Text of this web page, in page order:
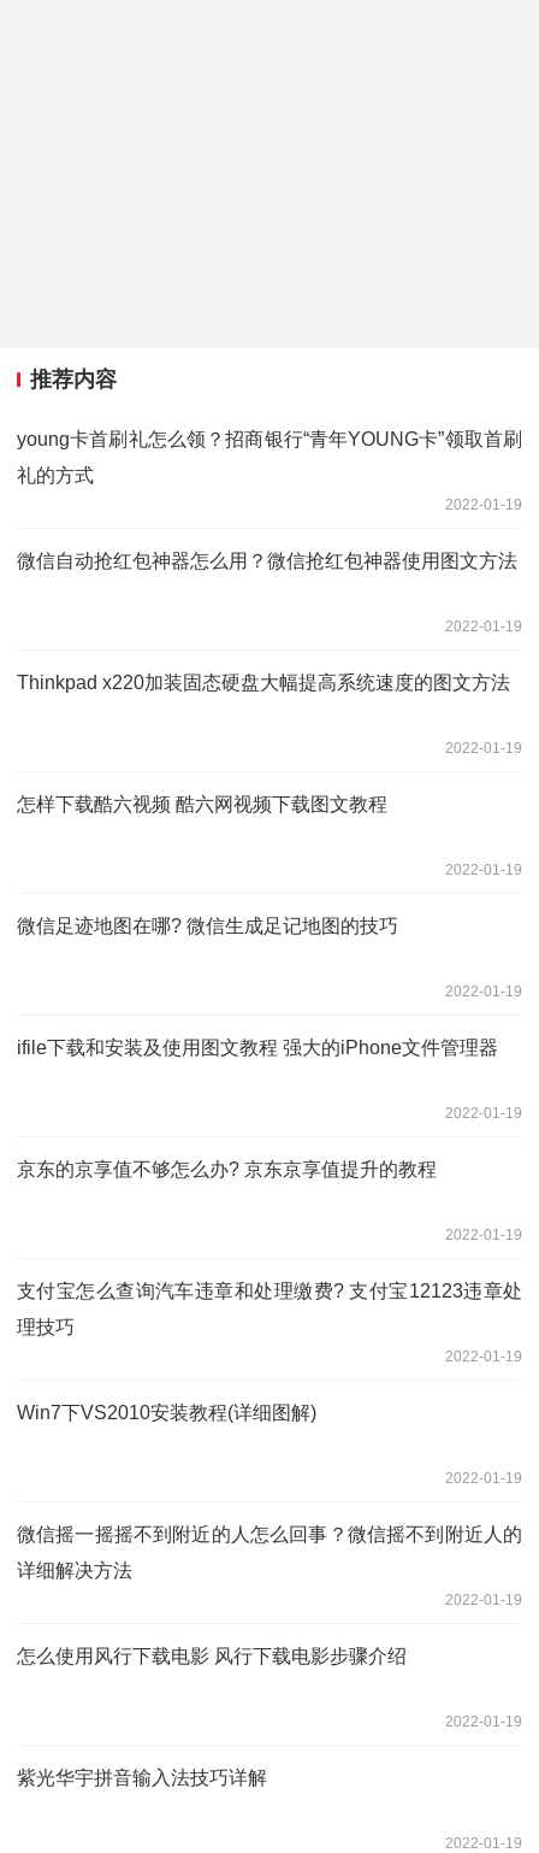
推荐内容
young卡首刷礼怎么领？招商银行“青年YOUNG卡”领取首刷
礼的方式
2022-01-19
微信自动抢红包神器怎么用？微信抢红包神器使用图文方法
2022-01-19
Thinkpad x220加装固态硬盘大幅提高系统速度的图文方法
2022-01-19
怎样下载酷六视频 酷六网视频下载图文教程
2022-01-19
微信足迹地图在哪? 微信生成足记地图的技巧
2022-01-19
ifile下载和安装及使用图文教程 强大的iPhone文件管理器
2022-01-19
京东的京享值不够怎么办? 京东京享值提升的教程
2022-01-19
支付宝怎么查询汽车违章和处理缴费? 支付宝12123违章处
理技巧
2022-01-19
Win7下VS2010安装教程(详细图解)
2022-01-19
微信摇一摇摇不到附近的人怎么回事？微信摇不到附近人的
详细解决方法
2022-01-19
怎么使用风行下载电影 风行下载电影步骤介绍
2022-01-19
紫光华宇拼音输入法技巧详解
2022-01-19